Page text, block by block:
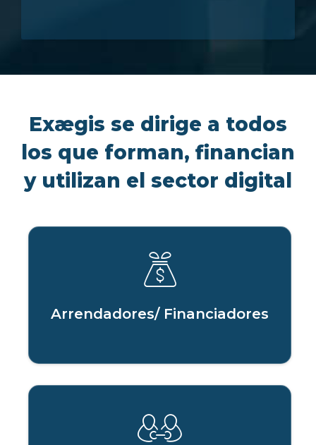
Exægis se dirige a todos
los que forman, financian
y utilizan el sector digital
Arrendadores/ Financiadores